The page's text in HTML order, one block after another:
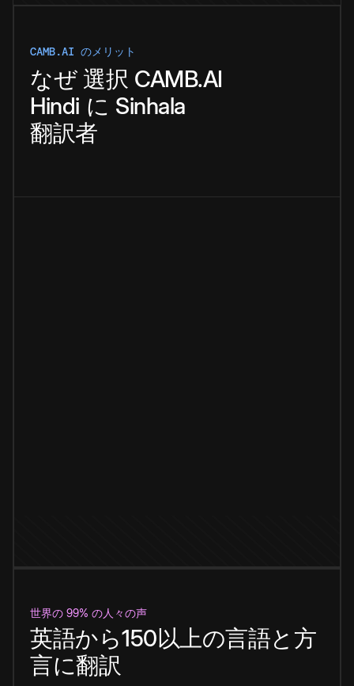
CAMB.AI のメリット
なぜ 選択 CAMB.AI
Hindi に Sinhala
翻訳者
世界の 99% の人々の声
英語から150以上の言語と方
言に翻訳